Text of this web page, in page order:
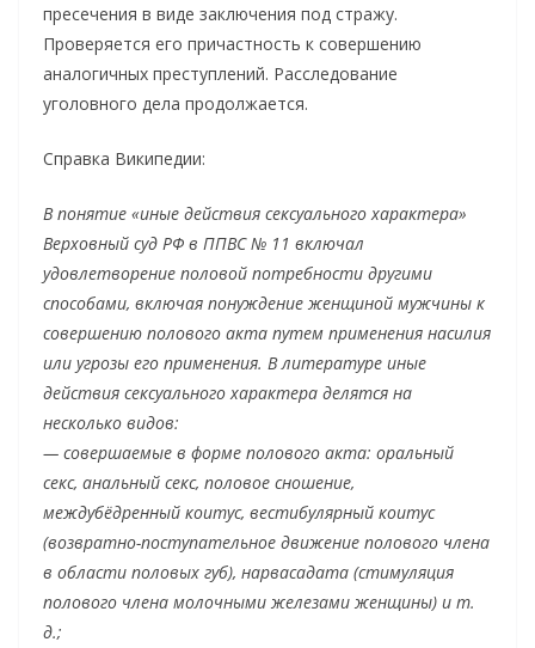
пресечения в виде заключения под стражу.
Проверяется его причастность к совершению
аналогичных преступлений. Расследование
уголовного дела продолжается.
Справка Википедии:
В понятие «иные действия сексуального характера»
Верховный суд РФ в ППВС № 11 включал
удовлетворение половой потребности другими
способами, включая понуждение женщиной мужчины к
совершению полового акта путем применения насилия
или угрозы его применения. В литературе иные
действия сексуального характера делятся на
несколько видов:
— совершаемые в форме полового акта: оральный
секс, анальный секс, половое сношение,
междубёдренный коитус, вестибулярный коитус
(возвратно-поступательное движение полового члена
в области половых губ), нарвасадата (стимуляция
полового члена молочными железами женщины) и т.
д.;